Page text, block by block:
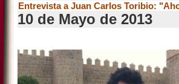
Entrevista a Juan Carlos Toribio:
10 de Mayo de 2013